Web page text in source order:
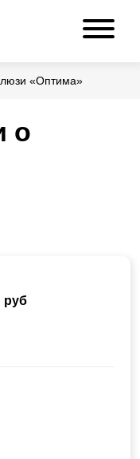
«Оптима»
о
руб